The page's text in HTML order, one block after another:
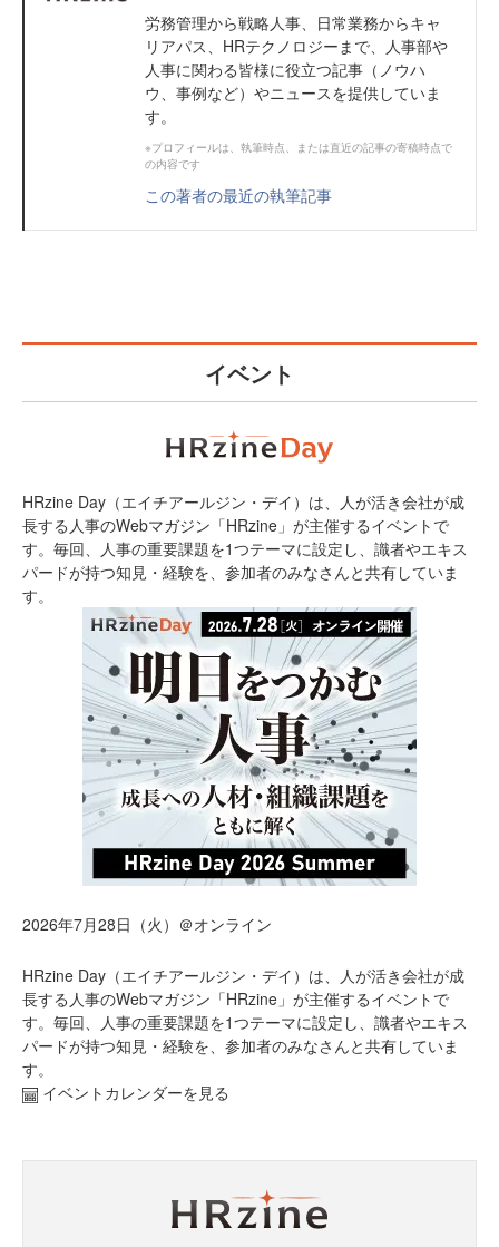
労務管理から戦略人事、日常業務からキャ
リアパス、HRテクノロジーまで、人事部や
人事に関わる皆様に役立つ記事（ノウハ
ウ、事例など）やニュースを提供していま
す。
※プロフィールは、執筆時点、または直近の記事の寄稿時点で
の内容です
この著者の最近の執筆記事
イベント
HRzine Day（エイチアールジン・デイ）は、人が活き会社が成
長する人事のWebマガジン「HRzine」が主催するイベントで
す。毎回、人事の重要課題を1つテーマに設定し、識者やエキス
パードが持つ知見・経験を、参加者のみなさんと共有していま
す。
2026年7月28日（火）＠オンライン
HRzine Day（エイチアールジン・デイ）は、人が活き会社が成
長する人事のWebマガジン「HRzine」が主催するイベントで
す。毎回、人事の重要課題を1つテーマに設定し、識者やエキス
パードが持つ知見・経験を、参加者のみなさんと共有していま
す。
イベントカレンダーを見る